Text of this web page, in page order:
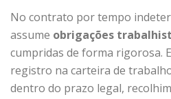
No contrato por tempo
assume obrigações
cumpridas de forma rigorosa.
registro na carteira de
dentro do prazo legal,